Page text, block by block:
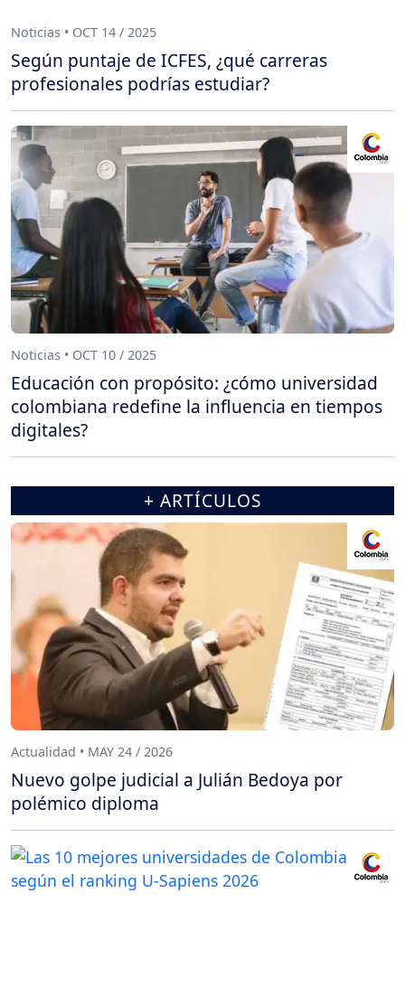
Noticias • OCT 14 / 2025
Según puntaje de ICFES, ¿qué carreras
profesionales podrías estudiar?
Noticias • OCT 10 / 2025
Educación con propósito: ¿cómo universidad
colombiana redefine la influencia en tiempos
digitales?
+ ARTÍCULOS
Actualidad • MAY 24 / 2026
Nuevo golpe judicial a Julián Bedoya por
polémico diploma